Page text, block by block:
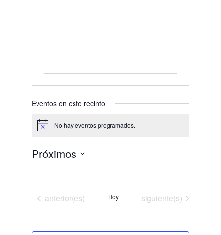
Eventos en este recinto
Aviso No hay eventos programados.
Próximos
Eventos
anterior(es) Hoy Eventos
siguiente(s)